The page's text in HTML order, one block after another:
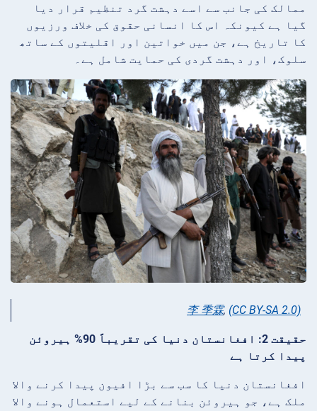
ممالک کی جانب سے اسے دہشت گرد تنظیم قرار دیا
گیا ہے کیونکہ اس کا انسانی حقوق کی خلاف ورزیوں
کا تاریخ ہے، جن میں خواتین اور اقلیتوں کے ساتھ
سلوک، اور دہشت گردی کی حمایت شامل ہے۔
李 季霖, (CC BY-SA 2.0)
حقیقت 2: افغانستان دنیا کی تقریباً 90% ہیروئن
پیدا کرتا ہے
افغانستان دنیا کا سب سے بڑا افیون پیدا کرنے والا
ملک ہے، جو ہیروئن بنانے کے لیے استعمال ہونے والا